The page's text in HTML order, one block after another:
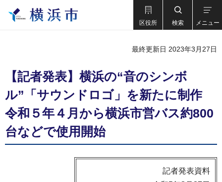
区役所 検索 メニュー
最終更新日 2023年3月27日
【記者発表】横浜の“音のシンボ
ル”「サウンドロゴ」を新たに制作
令和５年４月から横浜市営バス約800
台などで使用開始
記者発表資料